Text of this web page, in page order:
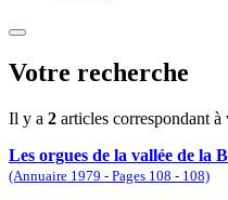
Votre recherche
Il y a 2 articles correspondant à
Les orgues de la vallée de la
(Annuaire 1979 - Pages 108 - 108)